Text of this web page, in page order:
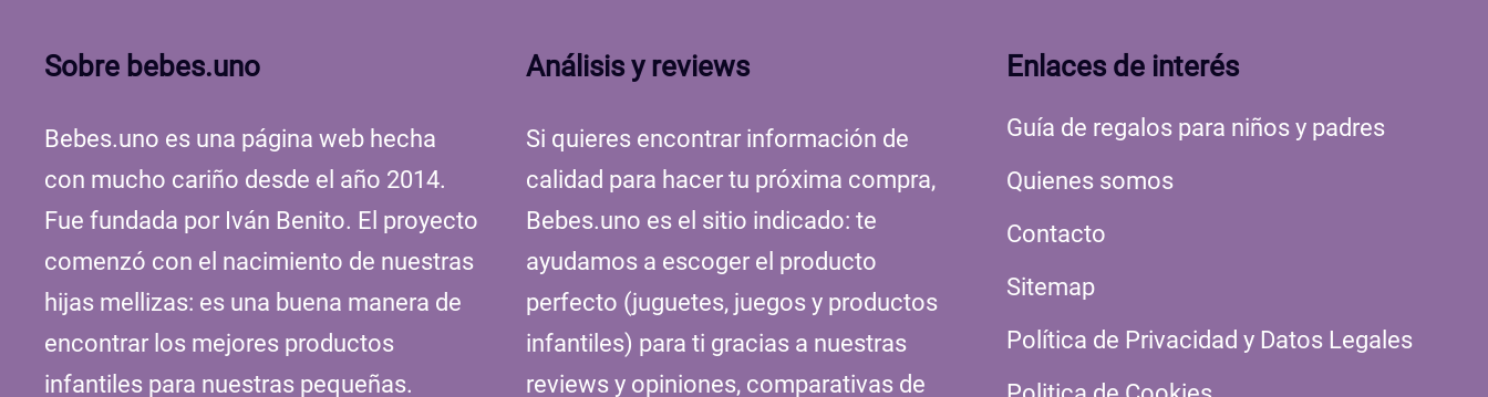
Sobre bebes.uno
Bebes.uno es una página web hecha
con mucho cariño desde el año 2014.
Fue fundada por Iván Benito. El proyecto
comenzó con el nacimiento de nuestras
hijas mellizas: es una buena manera de
encontrar los mejores productos
infantiles para nuestras pequeñas.
Análisis y reviews
Si quieres encontrar información de
calidad para hacer tu próxima compra,
Bebes.uno es el sitio indicado: te
ayudamos a escoger el producto
perfecto (juguetes, juegos y productos
infantiles) para ti gracias a nuestras
reviews y opiniones, comparativas de
Enlaces de interés
Guía de regalos para niños y padres
Quienes somos
Contacto
Sitemap
Política de Privacidad y Datos Legales